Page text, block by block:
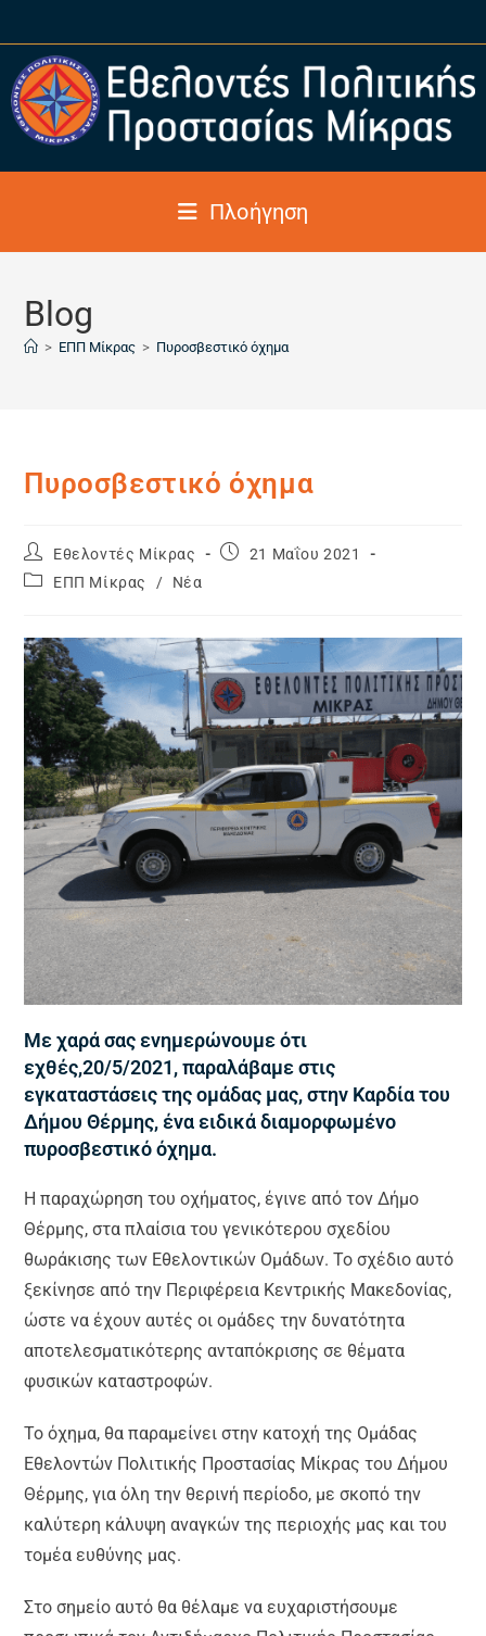
Πλοήγηση
Blog
> ΕΠΠ Μίκρας > Πυροσβεστικό όχημα
Πυροσβεστικό όχημα
Εθελοντές Μίκρας
21 Μαΐου 2021
ΕΠΠ Μίκρας
/ Νέα
Με χαρά σας ενημερώνουμε ότι
εχθές,20/5/2021, παραλάβαμε στις
εγκαταστάσεις της ομάδας μας, στην Καρδία του
Δήμου Θέρμης, ένα ειδικά διαμορφωμένο
πυροσβεστικό όχημα.
Η παραχώρηση του οχήματος, έγινε από τον Δήμο
Θέρμης, στα πλαίσια του γενικότερου σχεδίου
θωράκισης των Εθελοντικών Ομάδων. Το σχέδιο αυτό
ξεκίνησε από την Περιφέρεια Κεντρικής Μακεδονίας,
ώστε να έχουν αυτές οι ομάδες την δυνατότητα
αποτελεσματικότερης ανταπόκρισης σε θέματα
φυσικών καταστροφών.
Το όχημα, θα παραμείνει στην κατοχή της Ομάδας
Εθελοντών Πολιτικής Προστασίας Μίκρας του Δήμου
Θέρμης, για όλη την θερινή περίοδο, με σκοπό την
καλύτερη κάλυψη αναγκών της περιοχής μας και του
τομέα ευθύνης μας.
Στο σημείο αυτό θα θέλαμε να ευχαριστήσουμε